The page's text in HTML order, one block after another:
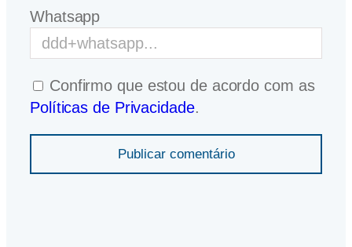
Whatsapp
Confirmo que estou de acordo com as
Políticas de Privacidade.
Publicar comentário